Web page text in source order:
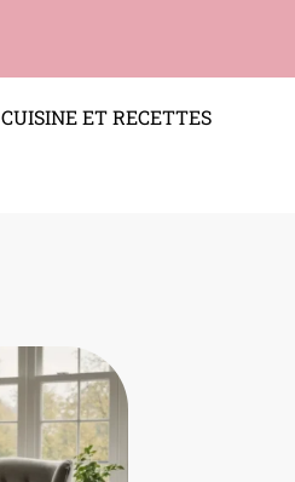
CUISINE ET RECETTES